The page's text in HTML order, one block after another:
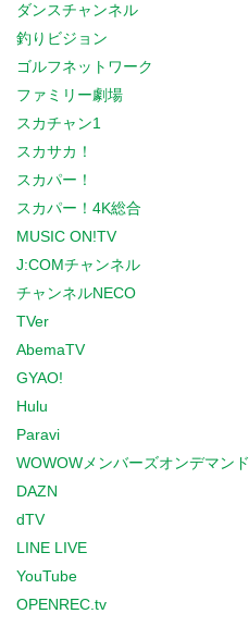
ダンスチャンネル
釣りビジョン
ゴルフネットワーク
ファミリー劇場
スカチャン1
スカサカ！
スカパー！
スカパー！4K総合
MUSIC ON!TV
J:COMチャンネル
チャンネルNECO
TVer
AbemaTV
GYAO!
Hulu
Paravi
WOWOWメンバーズオンデマンド
DAZN
dTV
LINE LIVE
YouTube
OPENREC.tv